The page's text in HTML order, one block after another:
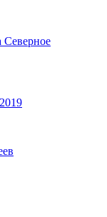
Северное